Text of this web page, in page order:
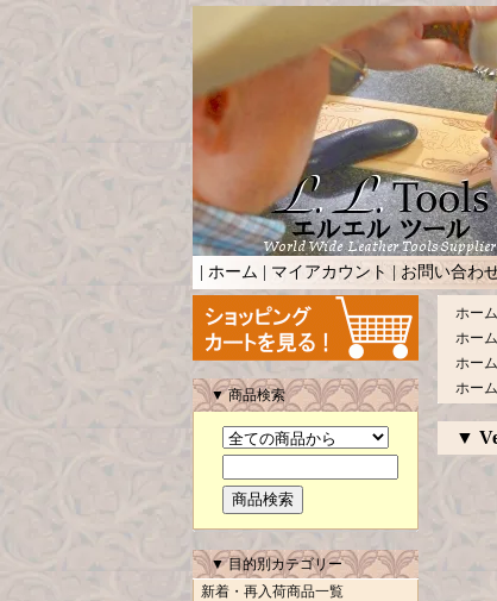
ホーム マイアカウント | お問い合わ
▼ 商品検索
▼ 目的別カテゴリー
新着・再入荷商品一覧
ホーム
ホーム
ホーム
ホーム
▼